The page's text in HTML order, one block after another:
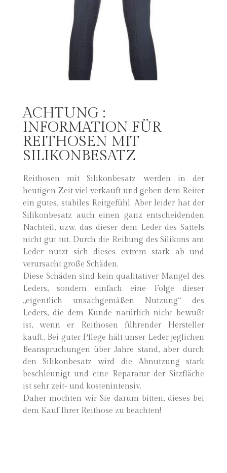
ACHTUNG :
INFORMATION FÜR
REITHOSEN MIT
SILIKONBESATZ
Reithosen mit Silikonbesatz werden in der
heutigen Zeit viel verkauft und geben dem Reiter
ein gutes, stabiles Reitgefühl. Aber leider hat der
Silikonbesatz auch einen ganz entscheidenden
Nachteil, uzw. das dieser dem Leder des Sattels
nicht gut tut. Durch die Reibung des Silikons am
Leder nutzt sich dieses extrem stark ab und
verursacht große Schäden.
Diese Schäden sind kein qualitativer Mangel des
Leders, sondern einfach eine Folge dieser
„eigentlich unsachgemäßen Nutzung“ des
Leders, die dem Kunde natürlich nicht bewußt
ist, wenn er Reithosen führender Hersteller
kauft.. Bei guter Pflege hält unser Leder jeglichen
Beanspruchungen über Jahre stand, aber durch
den Silikonbesatz wird die Abnutzung stark
beschleunigt und eine Reparatur der Sitzfläche
ist sehr zeit- und kostenintensiv.
Daher möchten wir Sie darum bitten, dieses bei
dem Kauf Ihrer Reithose zu beachten!